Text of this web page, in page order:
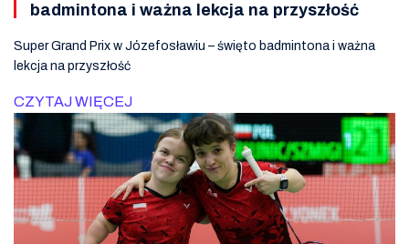
badmintona i ważna lekcja na przyszłość
Super Grand Prix w Józefosławiu – święto badmintona i ważna
lekcja na przyszłość
CZYTAJ WIĘCEJ